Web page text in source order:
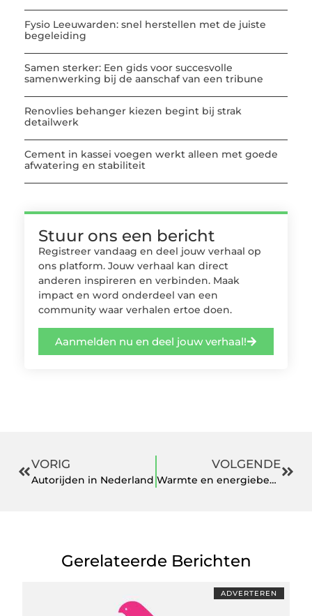
Fysio Leeuwarden: snel herstellen met de juiste
begeleiding
Samen sterker: Een gids voor succesvolle
samenwerking bij de aanschaf van een tribune
Renovlies behanger kiezen begint bij strak
detailwerk
Cement in kassei voegen werkt alleen met goede
afwatering en stabiliteit
Stuur ons een bericht
Registreer vandaag en deel jouw verhaal op
ons platform. Jouw verhaal kan direct
anderen inspireren en verbinden. Maak
impact en word onderdeel van een
community waar verhalen ertoe doen.
Aanmelden nu en deel jouw verhaal!
VORIG
Autorijden in Nederland
VOLGENDE
Warmte en energiebeheer uit handen geven
Gerelateerde Berichten
ADVERTEREN